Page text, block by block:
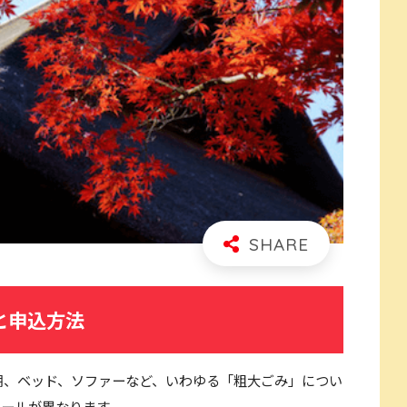
申込方法
ベッド、ソファーなど、いわゆる「粗大ごみ」につい